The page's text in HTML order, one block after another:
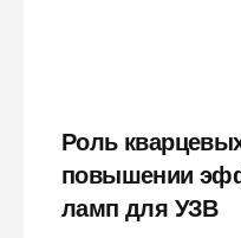
Роль
повышении
ламп для УЗВ